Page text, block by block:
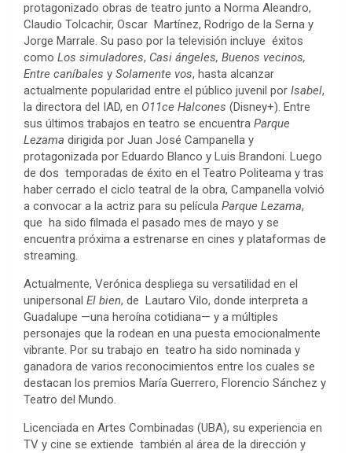
protagonizado obras de teatro junto a Norma Aleandro,
Claudio Tolcachir, Oscar Martínez, Rodrigo de la Serna y
Jorge Marrale. Su paso por la televisión incluye éxitos
como Los simuladores, Casi ángeles, Buenos vecinos,
Entre caníbales y Solamente vos, hasta alcanzar
actualmente popularidad entre el público juvenil por Isabel,
la directora del IAD, en O11ce Halcones (Disney+). Entre
sus últimos trabajos en teatro se encuentra Parque
Lezama dirigida por Juan José Campanella y
protagonizada por Eduardo Blanco y Luis Brandoni. Luego
de dos temporadas de éxito en el Teatro Politeama y tras
haber cerrado el ciclo teatral de la obra, Campanella volvió
a convocar a la actriz para su película Parque Lezama,
que ha sido filmada el pasado mes de mayo y se
encuentra próxima a estrenarse en cines y plataformas de
streaming.
Actualmente, Verónica despliega su versatilidad en el
unipersonal El bien, de Lautaro Vilo, donde interpreta a
Guadalupe —una heroína cotidiana— y a múltiples
personajes que la rodean en una puesta emocionalmente
vibrante. Por su trabajo en teatro ha sido nominada y
ganadora de varios reconocimientos entre los cuales se
destacan los premios María Guerrero, Florencio Sánchez y
Teatro del Mundo.
Licenciada en Artes Combinadas (UBA), su experiencia en
TV y cine se extiende también al área de la dirección y